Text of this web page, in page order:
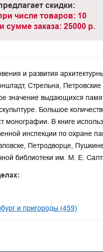
скидки:
числе товаров: 10
сумме заказа: 25000 р.
и развития
Стрельна,
значение выдающихся
Большое
монографии. В книге
инспекции по охране
Петродворце,
библиотеки им. М. Е.
и пригороды (459)